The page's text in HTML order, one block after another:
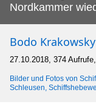
Nordkammer
Bodo Krakowsky
27.10.2018, 374
Bilder und Fotos von
Schleusen,